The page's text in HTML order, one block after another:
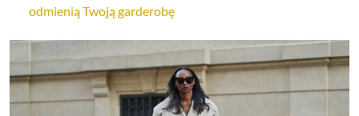
odmienią Twoją garderobę